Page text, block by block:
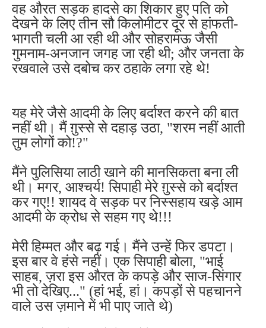
वह औरत सड़क हादसे का शिकार हुए पति को
देखने के लिए तीन सौ किलोमीटर दूर से हांफती-
भागती चली आ रही थी और सोहरामऊ जैसी
गुमनाम-अनजान जगह जा रही थी; और जनता के
रखवाले उसे दबोच कर ठहाके लगा रहे थे!
यह मेरे जैसे आदमी के लिए बर्दाश्त करने की बात
नहीं थी। मैं ग़ुस्से से दहाड़ उठा, "शरम नहीं आती
तुम लोगों को!?"
मैंने पुलिसिया लाठी खाने की मानसिकता बना ली
थी। मगर, आश्चर्य! सिपाही मेरे ग़ुस्से को बर्दाश्त
कर गए!! शायद वे सड़क पर निस्सहाय खड़े आम
आदमी के क्रोध से सहम गए थे!!!
मेरी हिम्मत और बढ़ गई। मैंने उन्हें फिर डपटा।
इस बार वे हंसे नहीं। एक सिपाही बोला, "भाई
साहब, ज़रा इस औरत के कपड़े और साज-सिंगार
भी तो देखिए..." (हां भई, हां। कपड़ों से पहचानने
वाले उस ज़माने में भी पाए जाते थे)